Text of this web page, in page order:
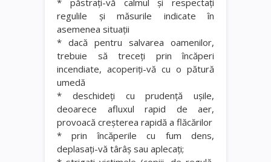
regulile şi măsurile indicate în
asemenea situaţii
* dacă pentru salvarea oamenilor,
trebuie să treceţi prin încăperi
incendiate, acoperiţi-vă cu o pătură
umedă
* deschideţi cu prudenţă uşile,
deoarece afluxul rapid de aer,
provoacă creşterea rapidă a flăcărilor
* prin încăperile cu fum dens,
deplasaţi-vă târâş sau aplecaţi;